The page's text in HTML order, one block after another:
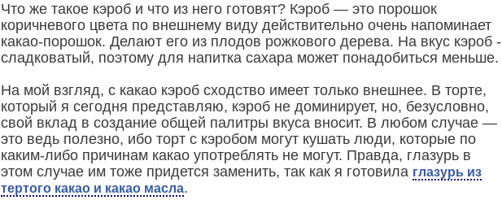
Что же такое кэроб и что из него готовят? Кэроб — это порошок
коричневого цвета по внешнему виду действительно очень напоминает
какао-порошок. Делают его из плодов рожкового дерева. На вкус кэроб -
сладковатый, поэтому для напитка сахара может понадобиться меньше.
На мой взгляд, с какао кэроб сходство имеет только внешнее. В торте,
который я сегодня представляю, кэроб не доминирует, но, безусловно,
свой вклад в создание общей палитры вкуса вносит. В любом случае —
это ведь полезно, ибо торт с кэробом могут кушать люди, которые по
каким-либо причинам какао употреблять не могут. Правда, глазурь в
этом случае им тоже придется заменить, так как я готовила глазурь из
тертого какао и какао масла.